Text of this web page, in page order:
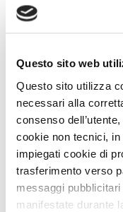
Questo sito web
Questo sito utilizza
necessari alla
consenso
cookie non tecnici,
impiegati cookie di
trasferimento verso
messaggi
manifestate durante
B
D
F
G
H
I
J
K
L
M
N